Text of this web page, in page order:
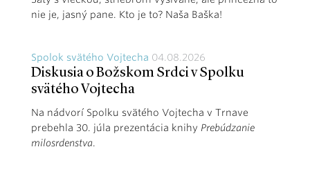
nie je, jasný pane. Kto je to? Naša Baška!
Spolok svätého Vojtecha 04.08.2026
Diskusia o Božskom Srdci v Spolku
svätého Vojtecha
Na nádvorí Spolku svätého Vojtecha v Trnave
prebehla 30. júla prezentácia knihy Prebúdzanie
milosrdenstva.